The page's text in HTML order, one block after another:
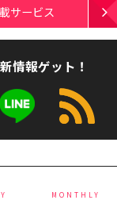
サービス
情報ゲット！
MONTHLY